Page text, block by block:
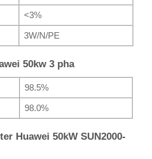
<3%
3W/N/PE
50kw 3 pha
98.5%
98.0%
Huawei 50kW SUN2000-